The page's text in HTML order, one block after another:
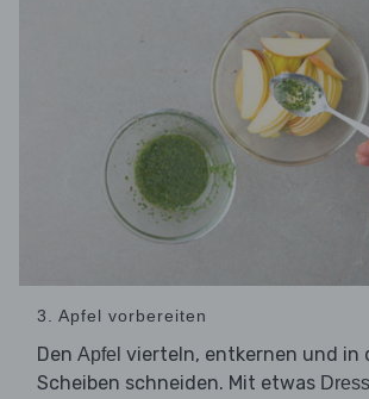
3. Apfel vorbereiten
Den Apfel vierteln, entkernen und in
Scheiben schneiden. Mit etwas